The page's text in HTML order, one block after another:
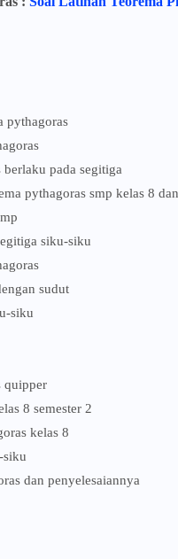
pythagoras
pada segitiga
pythagoras smp kelas 8
siku-siku
sudut
siku
quipper
8 semester 2
kelas 8
siku
dan penyelesaiannya